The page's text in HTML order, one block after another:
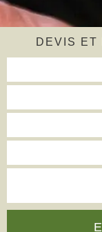
DEVIS ET